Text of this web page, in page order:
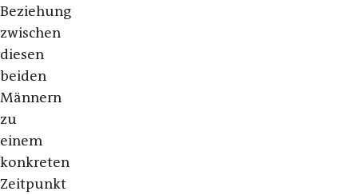
Beziehung
zwischen
diesen
beiden
Männern
zu
einem
konkreten
Zeitpunkt